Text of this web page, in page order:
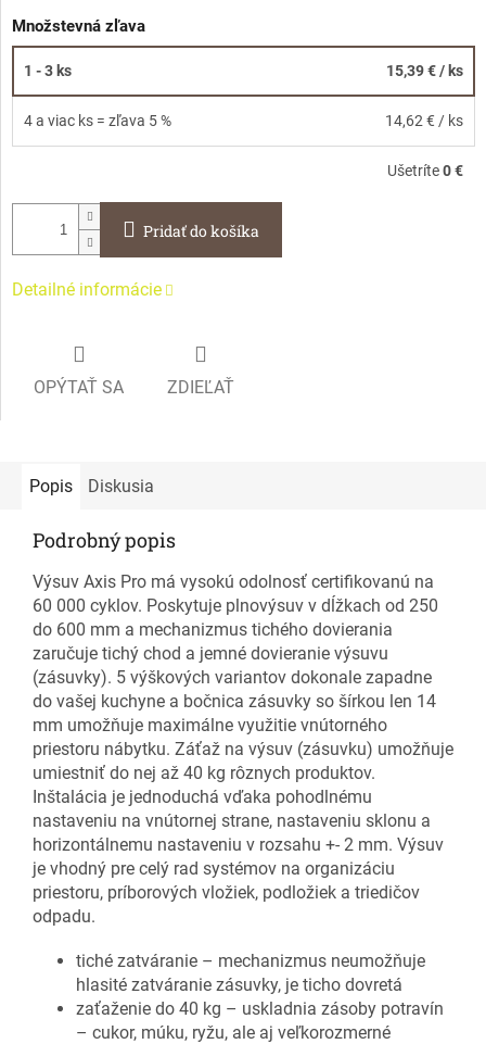
Množstevná zľava
1 - 3 ks 15,39 €/ ks
4 a viac ks = zľava 5 % 14,62 € / ks
Ušetríte0 €
Pridať do košíka
Detailné informácie
OPÝTAŤ SA ZDIEĽAŤ
Popis Diskusia
Podrobný popis
Výsuv Axis Pro má vysokú odolnosť certifikovanú na
60 000 cyklov. Poskytuje plnovýsuv v dĺžkach od 250
do 600 mm a mechanizmus tichého dovierania
zaručuje tichý chod a jemné dovieranie výsuvu
(zásuvky). 5 výškových variantov dokonale zapadne
do vašej kuchyne a bočnica zásuvky so šírkou len 14
mm umožňuje maximálne využitie vnútorného
priestoru nábytku. Záťaž na výsuv (zásuvku) umožňuje
umiestniť do nej až 40 kg rôznych produktov.
Inštalácia je jednoduchá vďaka pohodlnému
nastaveniu na vnútornej strane, nastaveniu sklonu a
horizontálnemu nastaveniu v rozsahu +- 2 mm. Výsuv
je vhodný pre celý rad systémov na organizáciu
priestoru, príborových vložiek, podložiek a triedičov
odpadu.
tiché zatváranie – mechanizmus neumožňuje
hlasité zatváranie zásuvky, je ticho dovretá
zaťaženie do 40 kg – uskladnia zásoby potravín
– cukor, múku, ryžu, ale aj veľkorozmerné